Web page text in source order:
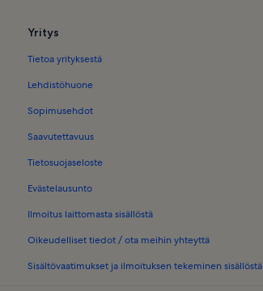
Yritys
Tietoa yrityksestä
Lehdistöhuone
Sopimusehdot
Saavutettavuus
Tietosuojaseloste
Evästelausunto
Ilmoitus laittomasta sisällöstä
Oikeudelliset tiedot / ota meihin yhteyttä
Sisältövaatimukset ja ilmoituksen tekeminen sisällöstä